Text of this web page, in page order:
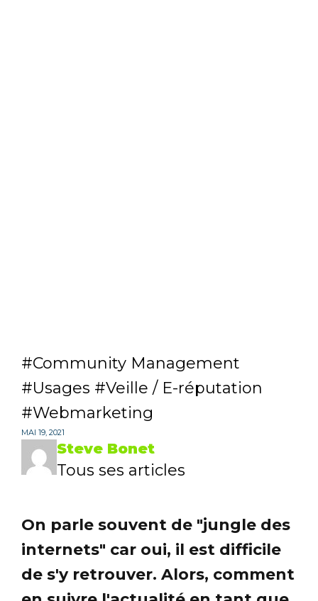
Community Management
Usages
Veille / E-réputation
Webmarketing
MAI 19, 2021
Steve Bonet
Tous ses articles
On parle souvent de "jungle des
internets" car oui, il est difficile
de s'y retrouver. Alors, comment